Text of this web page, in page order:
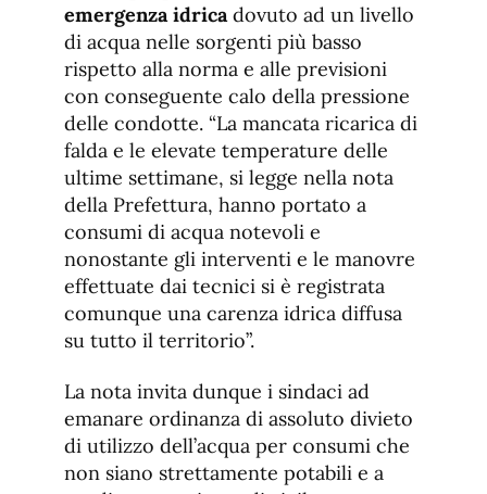
emergenza idricadovuto ad un livello
di acqua nelle sorgenti più basso
rispetto alla norma e alle previsioni
con conseguente calo della pressione
delle condotte. “La mancata ricarica di
falda e le elevate temperature delle
ultime settimane, si legge nella nota
della Prefettura, hanno portato a
consumi di acqua notevoli e
nonostante gli interventi e le manovre
effettuate dai tecnici si è registrata
comunque una carenza idrica diffusa
su tutto il territorio”.
La nota invita dunque i sindaci ad
emanare ordinanza di assoluto divieto
di utilizzo dell’acqua per consumi che
non siano strettamente potabili e a